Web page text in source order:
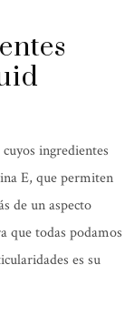
ingredientes
E, que permiten
de un aspecto
que todas podamos
es su